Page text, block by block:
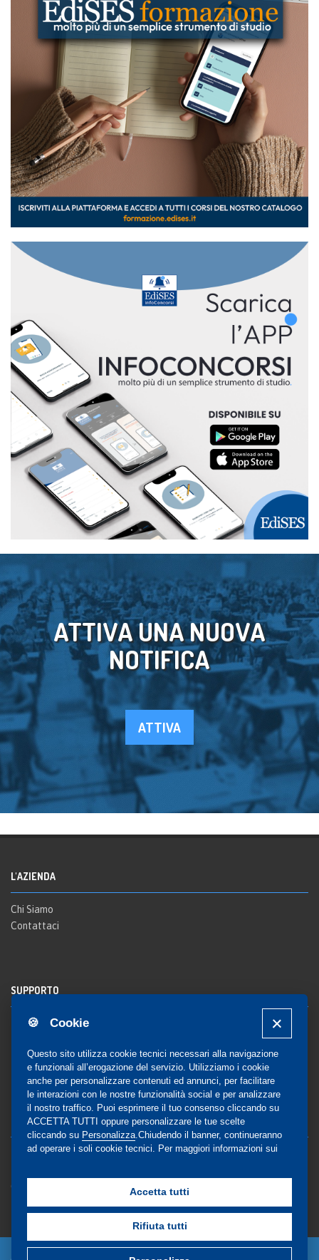
🍪 Cookie
Questo sito utilizza cookie tecnici necessari alla navigazione
e funzionali all’erogazione del servizio. Utilizziamo i cookie
anche per personalizzare contenuti ed annunci, per facilitare
le interazioni con le nostre funzionalità social e per analizzare
il nostro traffico. Puoi esprimere il tuo consenso cliccando su
ACCETTA TUTTI oppure personalizzare le tue scelte
cliccando su Personalizza .Chiudendo il banner, continueranno
ad operare i soli cookie tecnici. Per maggiori informazioni sui
Accetta tutti
Rifiuta tutti
ATTIVA UNA NUOVA
NOTIFICA
ATTIVA
L'AZIENDA
Chi Siamo
Contattaci
SUPPORTO
Registrazione al sito
Notifica
COMMUNITY
Blog e Canali social
Gestione Consensi